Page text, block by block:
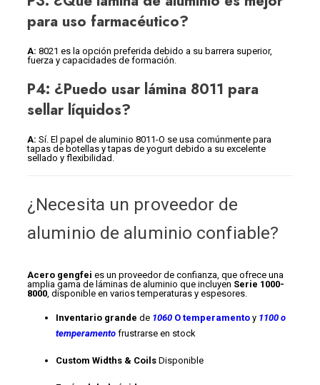
para uso farmacéutico?
A: 8021 es la opción preferida debido a su barrera superior,
fuerza y capacidades de formación.
P4: ¿Puedo usar lámina 8011 para
sellar líquidos?
A: Sí. El papel de aluminio 8011-O se usa comúnmente para
tapas de botellas y tapas de yogurt debido a su excelente
sellado y flexibilidad.
¿Necesita un proveedor de
aluminio de aluminio confiable?
Acero gengfei es un proveedor de confianza, que ofrece una
amplia gama de láminas de aluminio que incluyen Serie 1000-
8000, disponible en varios temperaturas y espesores.
Inventario grande de 1060 O temperamento y 1100 o
temperamento frustrarse en stock
Custom Widths & Coils Disponible